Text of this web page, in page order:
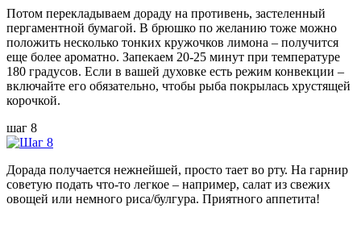
Потом перекладываем дораду на противень, застеленный
пергаментной бумагой. В брюшко по желанию тоже можно
положить несколько тонких кружочков лимона – получится
еще более ароматно. Запекаем 20-25 минут при температуре
180 градусов. Если в вашей духовке есть режим конвекции –
включайте его обязательно, чтобы рыба покрылась хрустящей
корочкой.
шаг 8
Дорада получается нежнейшей, просто тает во рту. На гарнир
советую подать что-то легкое – например, салат из свежих
овощей или немного риса/булгура. Приятного аппетита!